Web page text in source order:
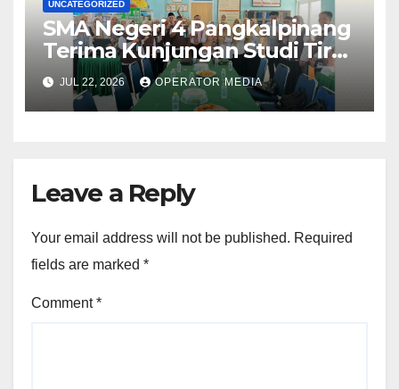
UNCATEGORIZED
SMA Negeri 4 Pangkalpinang
Terima Kunjungan Studi Tiru
Manajemen dari SMA Negeri 1
Lubuk Besar
JUL 22, 2026 OPERATOR MEDIA
Leave a Reply
Your email address will not be published. Required
fields are marked *
Comment*